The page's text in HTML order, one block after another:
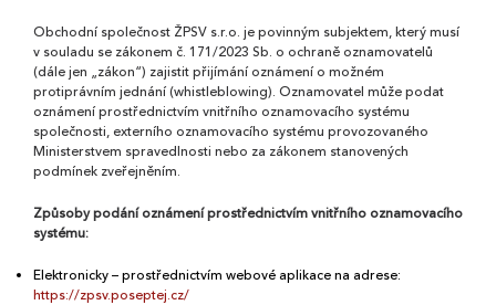
Obchodní společnost ŽPSV s.r.o. je povinným subjektem, který musí
v souladu se zákonem č. 171/2023 Sb. o ochraně oznamovatelů
(dále jen „zákon“) zajistit přijímání oznámení o možném
protiprávním jednání (whistleblowing). Oznamovatel může podat
oznámení prostřednictvím vnitřního oznamovacího systému
společnosti, externího oznamovacího systému provozovaného
Ministerstvem spravedlnosti nebo za zákonem stanovených
podmínek zveřejněním.
Způsoby podání oznámení prostřednictvím vnitřního oznamovacího
systému:
Elektronicky – prostřednictvím webové aplikace na adrese:
https://zpsv.poseptej.cz/